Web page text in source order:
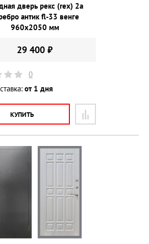
дверь рекс (rex) 2а
антик fl-33 венге
960х2050 мм
29 400 ₽
0
от 1 дня
КУПИТЬ